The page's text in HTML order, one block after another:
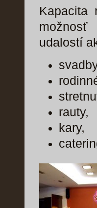
Kapacita
možnosť
udalostí
rauty,
kary,